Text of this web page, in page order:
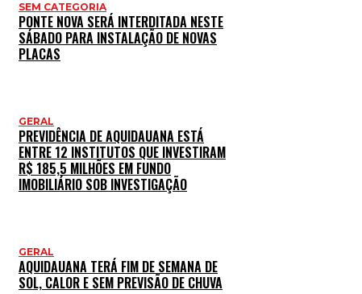
SEM CATEGORIA
PONTE NOVA SERÁ INTERDITADA NESTE
SÁBADO PARA INSTALAÇÃO DE NOVAS
PLACAS
GERAL
PREVIDÊNCIA DE AQUIDAUANA ESTÁ
ENTRE 12 INSTITUTOS QUE INVESTIRAM
R$ 185,5 MILHÕES EM FUNDO
IMOBILIÁRIO SOB INVESTIGAÇÃO
GERAL
AQUIDAUANA TERÁ FIM DE SEMANA DE
SOL, CALOR E SEM PREVISÃO DE CHUVA